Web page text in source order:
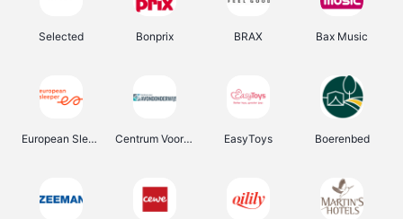
Selected Bonprix BRAX Bax Music
European Sleeper Centrum Voor Avondonderwijs EasyToys Boerenbed